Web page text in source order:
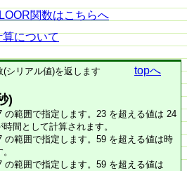
関数はこちらへ
について
シリアル値)を返します topへ
)
範囲で指定します。23 を超える値は 24
間として計算されます。
範囲で指定します。59 を超える値は時
範囲で指定します。59 を超える値は